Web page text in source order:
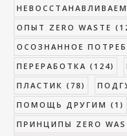
ОПЫТ ZERO WASTE
ОСОЗНАННОЕ
ПЕРЕРАБОТКА (124)
ПЛАСТИК (78)
ПОМОЩЬ ДРУГИМ (1)
ПРИНЦИПЫ ZERO